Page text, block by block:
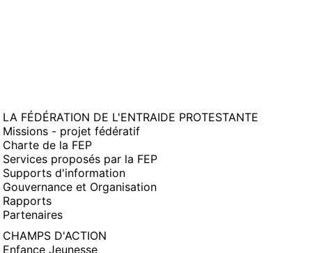
LA FÉDÉRATION DE L'ENTRAIDE PROTESTANTE
Missions - projet fédératif
Charte de la FEP
Services proposés par la FEP
Supports d'information
Gouvernance et Organisation
Rapports
Partenaires
CHAMPS D'ACTION
Enfance Jeunesse